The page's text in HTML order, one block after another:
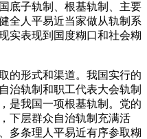
底子轨制、根基轨制、主要
全人平易近当家做从轨制系
实表现到国度糊口和社会糊
形式和渠道。我国实行的
治轨制和职工代表大会轨制
是我国一项根基轨制。党的
下层群众自治轨制充满活
多条理人平易近有序参取糊